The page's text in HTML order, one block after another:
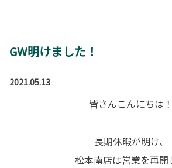
GW明けました！
2021.05.13
皆さんこんにちは！
長期休暇が明け、
松本南店は営業を再開